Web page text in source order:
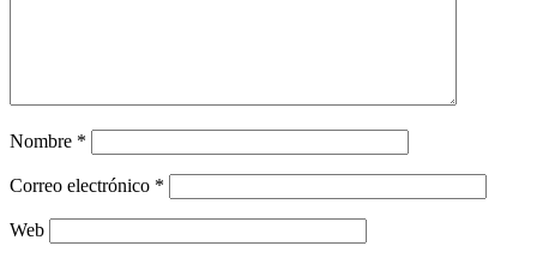
Nombre *
Correo electrónico *
Web